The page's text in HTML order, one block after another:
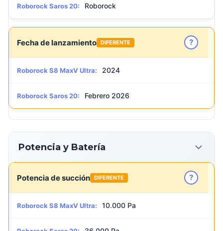
Roborock Saros 20: Roborock
Fecha de lanzamiento DIFERENTE ?
Roborock S8 MaxV Ultra: 2024
Roborock Saros 20: Febrero 2026
Potencia y Batería
Potencia de succión DIFERENTE ?
Roborock S8 MaxV Ultra: 10.000 Pa